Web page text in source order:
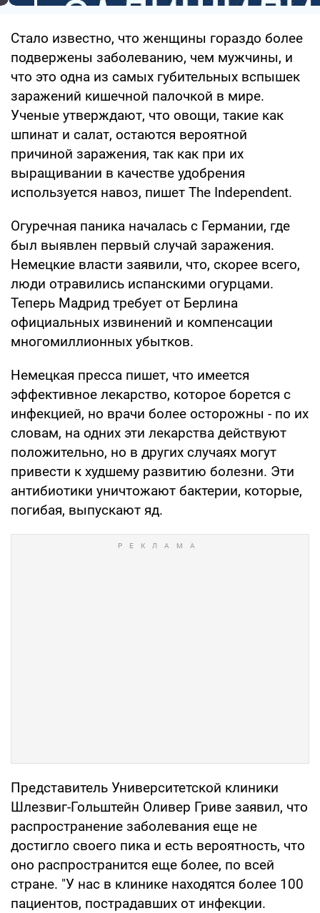
Стало известно, что женщины гораздо более
подвержены заболеванию, чем мужчины, и
что это одна из самых губительных вспышек
заражений кишечной палочкой в мире.
Ученые утверждают, что овощи, такие как
шпинат и салат, остаются вероятной
причиной заражения, так как при их
выращивании в качестве удобрения
используется навоз, пишет The Independent.
Огуречная паника началась с Германии, где
был выявлен первый случай заражения.
Немецкие власти заявили, что, скорее всего,
люди отравились испанскими огурцами.
Теперь Мадрид требует от Берлина
официальных извинений и компенсации
многомиллионных убытков.
Немецкая пресса пишет, что имеется
эффективное лекарство, которое борется с
инфекцией, но врачи более осторожны - по их
словам, на одних эти лекарства действуют
положительно, но в других случаях могут
привести к худшему развитию болезни. Эти
антибиотики уничтожают бактерии, которые,
погибая, выпускают яд.
Представитель Университетской клиники
Шлезвиг-Гольштейн Оливер Гриве заявил, что
распространение заболевания еще не
достигло своего пика и есть вероятность, что
оно распространится еще более, по всей
стране. "У нас в клинике находятся более 100
пациентов, пострадавших от инфекции.